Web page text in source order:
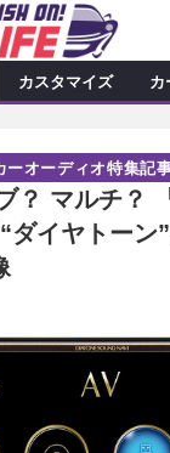
索
ュース
記事 カ
ース
記事
ス
カスタマイズ カ
？ マルチ？
ダイヤトーン
ーオーディオ特集記